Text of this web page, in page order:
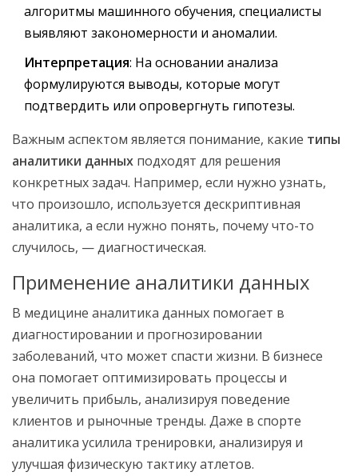
алгоритмы машинного обучения, специалисты
выявляют закономерности и аномалии.
Интерпретация: На основании анализа
формулируются выводы, которые могут
подтвердить или опровергнуть гипотезы.
Важным аспектом является понимание, какие типы
аналитики данных подходят для решения
конкретных задач. Например, если нужно узнать,
что произошло, используется дескриптивная
аналитика, а если нужно понять, почему что-то
случилось, — диагностическая.
Применение аналитики данных
В медицине аналитика данных помогает в
диагностировании и прогнозировании
заболеваний, что может спасти жизни. В бизнесе
она помогает оптимизировать процессы и
увеличить прибыль, анализируя поведение
клиентов и рыночные тренды. Даже в спорте
аналитика усилила тренировки, анализируя и
улучшая физическую тактику атлетов.